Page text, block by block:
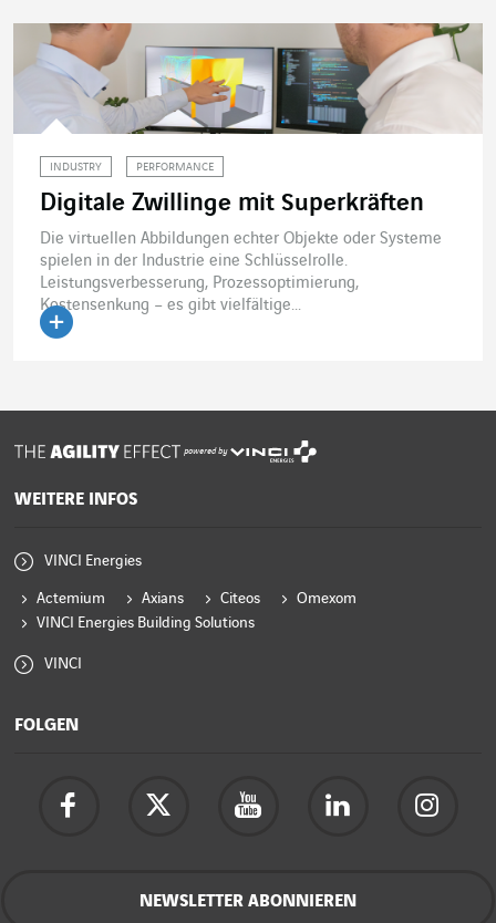
INDUSTRY PERFORMANCE
Digitale Zwillinge mit Superkräften
Die virtuellen Abbildungen echter Objekte oder Systeme
spielen in der Industrie eine Schlüsselrolle.
Leistungsverbesserung, Prozessoptimierung,
Kostensenkung – es gibt vielfältige...
powered by
WEITERE INFOS
VINCI Energies
Actemium Axians Citeos
Omexom
VINCI Energies Building Solutions
VINCI
FOLGEN
NEWSLETTER ABONNIEREN